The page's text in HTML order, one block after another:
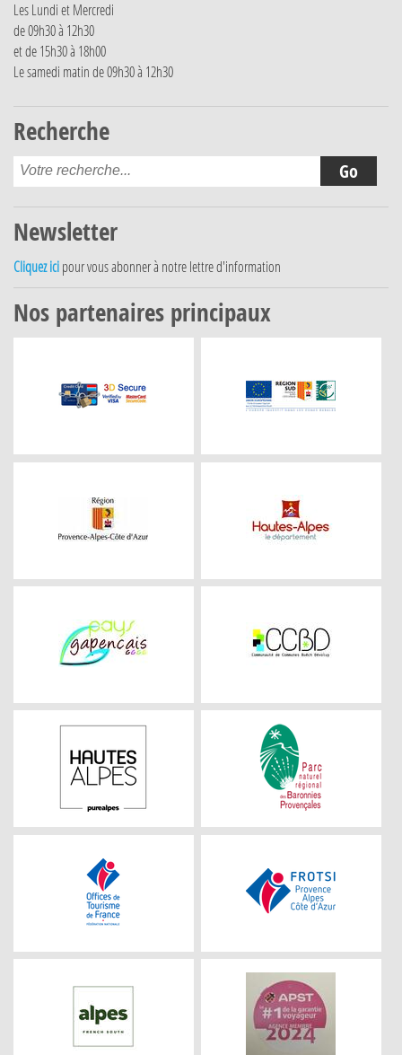
Les Lundi et Mercredi
de 09h30 à 12h30
et de 15h30 à 18h00
Le samedi matin de 09h30 à 12h30
Recherche
Newsletter
Cliquez ici pour vous abonner à notre lettre d'information
Nos partenaires principaux